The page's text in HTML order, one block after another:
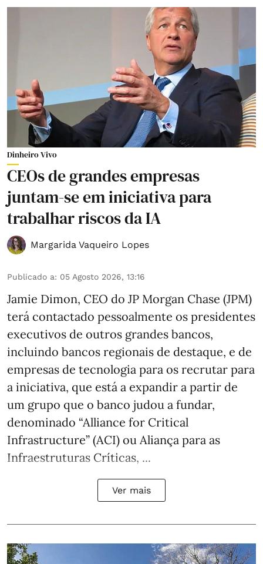
Dinheiro Vivo
CEOs de grandes empresas
juntam-se em iniciativa para
trabalhar riscos da IA
Margarida Vaqueiro Lopes
Publicado a: 05 Agosto 2026, 13:16
Jamie Dimon, CEO do JP Morgan Chase (JPM)
terá contactado pessoalmente os presidentes
executivos de outros grandes bancos,
incluindo bancos regionais de destaque, e de
empresas de tecnologia para os recrutar para
a iniciativa, que está a expandir a partir de
um grupo que o banco judou a fundar,
denominado “Alliance for Critical
Infrastructure” (ACI) ou Aliança para as
Infraestruturas Críticas, ...
Ver mais